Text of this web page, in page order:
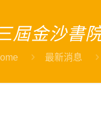
屆金沙書
最新消息